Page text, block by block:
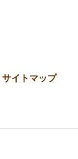
サイトマップ